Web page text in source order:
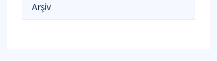
Arşiv